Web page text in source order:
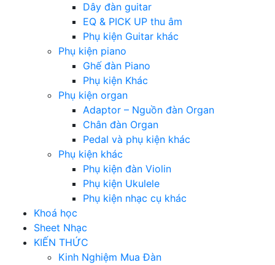
Dây đàn guitar
EQ & PICK UP thu âm
Phụ kiện Guitar khác
Phụ kiện piano
Ghế đàn Piano
Phụ kiện Khác
Phụ kiện organ
Adaptor – Nguồn đàn Organ
Chân đàn Organ
Pedal và phụ kiện khác
Phụ kiện khác
Phụ kiện đàn Violin
Phụ kiện Ukulele
Phụ kiện nhạc cụ khác
Khoá học
Sheet Nhạc
KIẾN THỨC
Kinh Nghiệm Mua Đàn